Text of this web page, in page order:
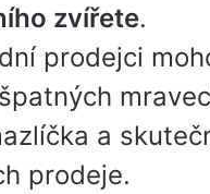
zvířete.
prodejci
a
prodeje.